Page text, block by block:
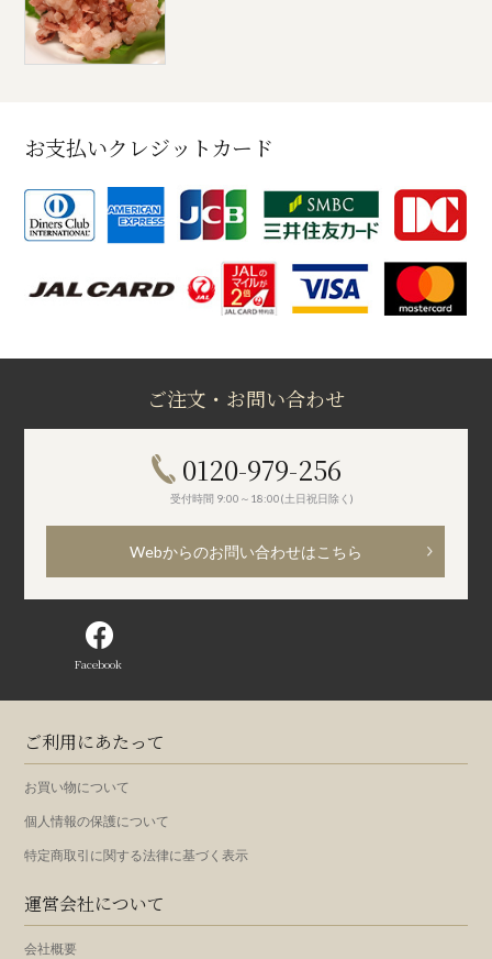
お支払いクレジットカード
ご注文・お問い合わせ
0120-979-256
受付時間 9:00～18:00(土日祝日除く)
Webからのお問い合わせはこちら
Facebook
ご利用にあたって
お買い物について
個人情報の保護について
特定商取引に関する法律に基づく表示
運営会社について
会社概要